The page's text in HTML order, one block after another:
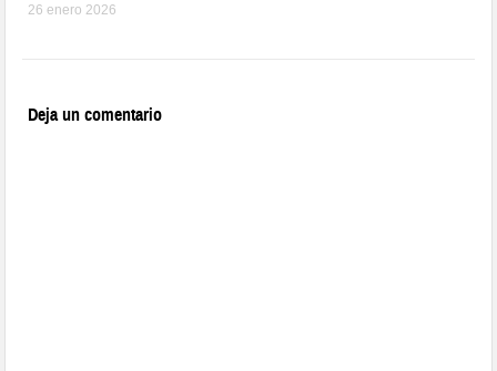
26 enero 2026
Deja un comentario